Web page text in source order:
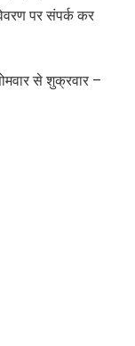
पर संपर्क कर
से शुक्रवार –